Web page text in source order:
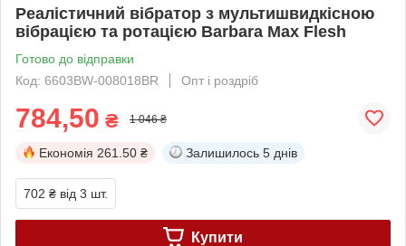
Реалістичний вібратор з мультишвидкісною
вібрацією та ротацією Barbara Max Flesh
Готово до відправки
Код: 6603BW-008018BR
Опт і роздріб
784,50 ₴ 1 046 ₴
Економія 261.50 ₴ Залишилось 5 днів
702 ₴ від 3 шт.
Купити